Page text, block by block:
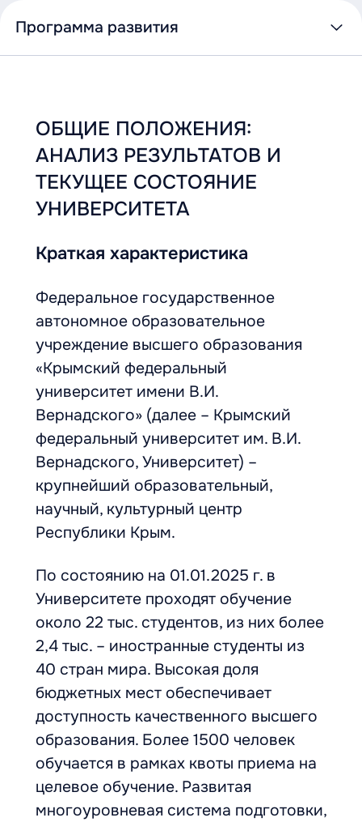
Программа развития
развития
ОБЩИЕ ПОЛОЖЕНИЯ:
АНАЛИЗ РЕЗУЛЬТАТОВ И
ТЕКУЩЕЕ СОСТОЯНИЕ
УНИВЕРСИТЕТА
Краткая характеристика
Федеральное государственное
автономное образовательное
учреждение высшего образования
«Крымский федеральный
университет имени В.И.
Вернадского» (далее – Крымский
федеральный университет им. В.И.
Вернадского, Университет) –
крупнейший образовательный,
научный, культурный центр
Республики Крым.
По состоянию на 01.01.2025 г. в
Университете проходят обучение
около 22 тыс. студентов, из них более
2,4 тыс. – иностранные студенты из
40 стран мира. Высокая доля
бюджетных мест обеспечивает
доступность качественного высшего
образования. Более 1500 человек
обучается в рамках квоты приема на
целевое обучение. Развитая
многоуровневая система подготовки,